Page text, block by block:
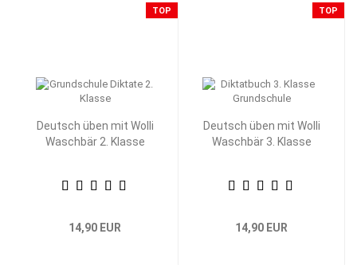
TOP
Deutsch üben mit Wolli
Waschbär 2. Klasse
14,90 EUR
TOP
Deutsch üben mit Wolli
Waschbär 3. Klasse
14,90 EUR